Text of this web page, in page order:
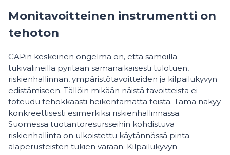
Monitavoitteinen instrumentti on
tehoton
CAPin keskeinen ongelma on, että samoilla
tukivälineillä pyritään samanaikaisesti tulotuen,
riskienhallinnan, ympäristötavoitteiden ja kilpailukyvyn
edistämiseen. Tällöin mikään näistä tavoitteista ei
toteudu tehokkaasti heikentämättä toista. Tämä näkyy
konkreettisesti esimerkiksi riskienhallinnassa.
Suomessa tuotantoresursseihin kohdistuva
riskienhallinta on ulkoistettu käytännössä pinta-
alaperusteisten tukien varaan. Kilpailukyvyn